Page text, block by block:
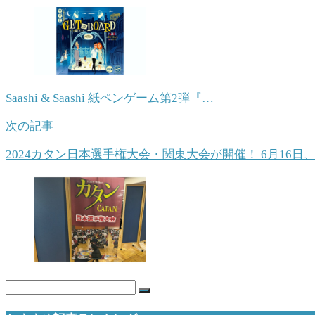
Saashi & Saashi 紙ペンゲーム第2弾『…
次の記事
2024カタン日本選手権大会・関東大会が開催！ 6月16日